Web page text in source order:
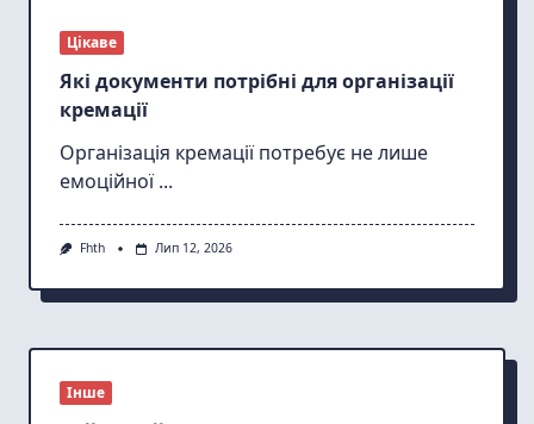
Цікаве
Які документи потрібні для організації
кремації
Організація кремації потребує не лише
емоційної ...
Fhth Лип 12, 2026
Інше